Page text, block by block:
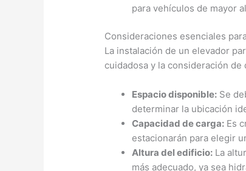
para vehículos de mayor
Consideraciones esenciales
La instalación de un elevador
cuidadosa y la consideración
Espacio disponible: Se
determinar la ubicación
Capacidad de carga: Es
estacionarán para elegir
Altura del edificio: La
más adecuado, ya sea